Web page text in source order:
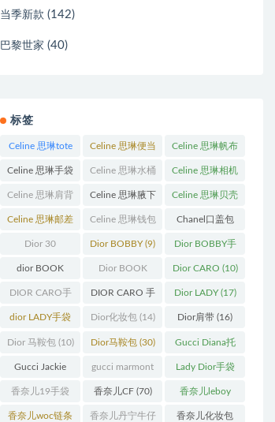
当季新款 (142)
巴黎世家 (40)
标签
Celine 思琳tote
包 (23)
Celine 思琳便当
包 (14)
Celine 思琳帆布
包 (18)
Celine 思琳手袋
(250)
Celine 思琳水桶
包 (55)
Celine 思琳相机
包 (11)
Celine 思琳肩背
包 (12)
Celine 思琳腋下
包 (10)
Celine 思琳贝壳
包(12)
Celine 思琳邮差
包(13)
Celine 思琳钱包
(10)
Chanel口盖包
(13)
Dior 30
Montaigne 蒙田
(31)
Dior BOBBY(9) Dior BOBBY手
袋(26)
dior BOOK
TOTE(12)
Dior BOOK
TOTE手袋(163)
Dior CARO (10)
DIOR CARO手
袋(11)
DIOR CARO 手
袋(31)
Dior LADY(17)
dior LADY手袋
(70)
Dior化妆包(14) Dior肩带 (16)
Dior 马鞍包(10) Dior马鞍包(30) Gucci Diana托
特包(11)
Gucci Jackie
(11)
gucci marmont
系列(19)
Lady Dior手袋
(51)
香奈儿19手袋
(27)
香奈儿CF(70) 香奈儿leboy
(13)
香奈儿woc链条 香奈儿丹宁牛仔 香奈儿化妆包